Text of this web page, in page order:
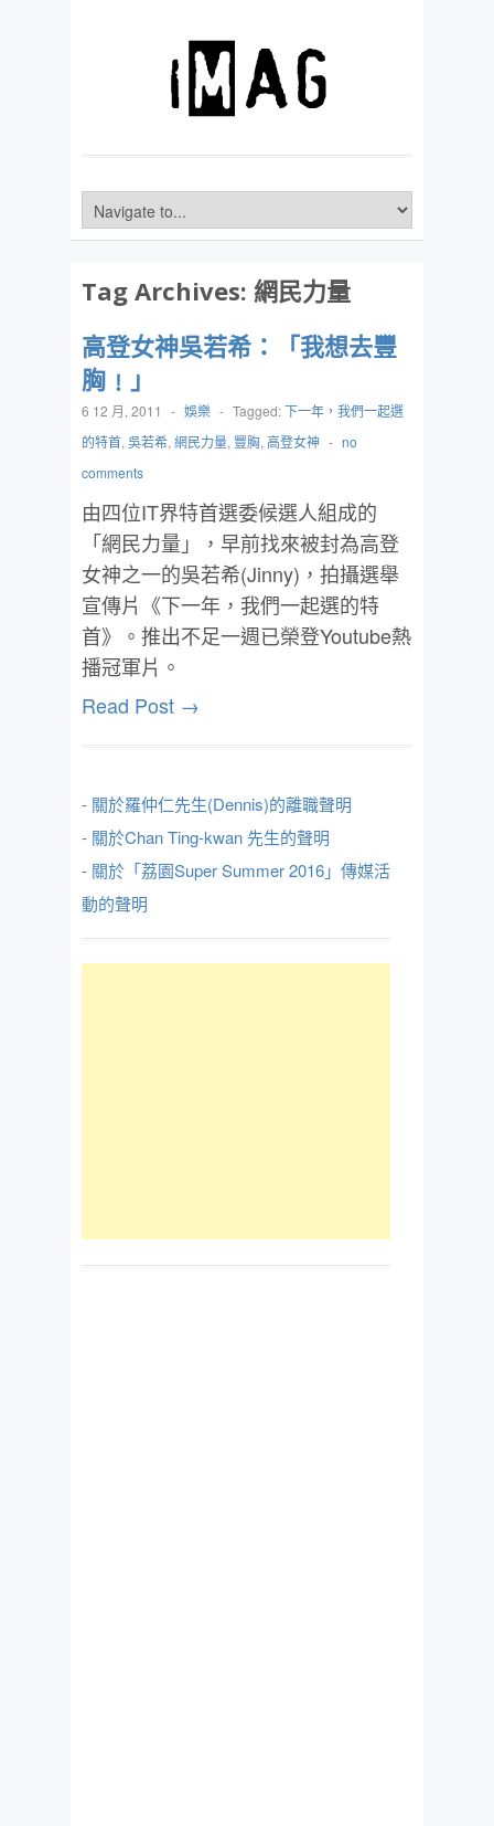
Tag Archives: 網民力量
高登女神吳若希：「我想去豐
胸﹗」
6 12 月, 2011 - 娛樂 - Tagged:下一年，我們一起選
的特首, 吳若希, 網民力量, 豐胸, 高登女神 - no
comments
由四位IT界特首選委候選人組成的
「網民力量」，早前找來被封為高登
女神之一的吳若希(Jinny)，拍攝選舉
宣傳片《下一年，我們一起選的特
首》。推出不足一週已榮登Youtube熱
播冠軍片。
Read Post →
- 關於羅仲仁先生(Dennis)的離職聲明
- 關於Chan Ting-kwan 先生的聲明
- 關於「荔園Super Summer 2016」傳媒活
動的聲明